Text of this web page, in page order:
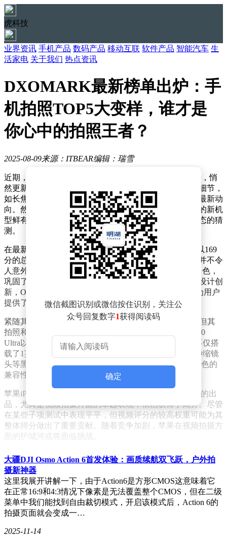
虎科技
业界资讯 手机产品 数码产品 移动互联 软件产品 智能汽车 生
活家电 关于我们 热点资讯
DXOMARK最新榜单出炉：手
机拍照TOP5大变样，谁才是
你心中的拍照王者？
2025-08-09来源：ITBEAR编辑：瑞雪
近期，DXOMARK，这一备受关注的手机摄影评分平台，悄
然更新了其榜单。此次更新不仅带来了更为详尽的评比细节，
如长焦评分的独立排序，也让人窥见了手机摄影领域的最新动
向。然而，榜单的更新频率似乎有所放缓，上半年发布的新机
型鲜有上榜，这引发了外界对于测试资源或品牌合作状态的猜
测。
在最新的DXOMARK拍照评分中，OPPO Find X8 Ultra以169
分的总成绩荣登榜首。作为最新的旗舰机型，这一成绩并不令
人意外。OPPO Find X8 Ultra在各项子项评分中均表现出色，
巩固了其领先地位。但更令人瞩目的是其摄像头模组的设计创
新，OPPO在追求画质的同时，成功控制了模组厚度，为用户
提供了更佳的手感体验。
紧随其后的是华为Pura70 Ultra，尽管已上市一年有余，但其
拍照和视频能力依然强劲。尤其是视频方面，华为Pura70
Ultra以155分的成绩在国产手机中难寻对手。这款手机不仅搭
载了1英寸传感器等硬件配置，还引入了可变光圈和可伸缩镜
头等黑科技，配合HarmonyOS4.2系统，为用户带来了出色的
兼容性。
苹果iPhone 16 Pro MAX虽然拍摄风格独特，但凭借稳定的出
品，尤其是视频拍摄方面的卓越表现，依然获得了高分。尽管
在某些子项测试中表现平平，但视频评分的较高权重可能为其
整体得分做出了重要贡献。随着竞争加剧，苹果在视频拍摄方
面的护城河或将面临挑战。
小米15 Ultra作为小米今年的旗舰之作，设计理念发生了显著
变化。相较于前代，小米15 Ultra削弱了超广角拍摄能力，去
掉了可变光圈，转而强化了长焦拍摄，这一设计更符合大多数
用户的拍照习惯。同时，其摄像头模组虽然大而厚，但画质表
现令人满意。
荣耀Magic6 Pro则以较低的售价跻身拍照旗舰之列。这款手机
微信截图识别或微信按住识别，关注公
众号回复数字1获得阅读码
确定
大疆DJI Osmo Action 6首发体验：画质续航双飞跃，户外拍
摄新神器
这里我展开讲解一下，由于Action6是方形CMOS这意味着它
在正常16:9和4:3情况下像素是无法覆盖整个CMOS，但在二级
菜单中我们能找到自由裁切模式，开启该模式后，Action 6的
拍摄页面就会变成一…
2025-11-14